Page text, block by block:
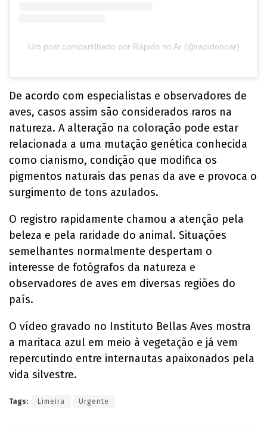
Um post compartilhado por Rápido no Ar (@rapidonoar)
De acordo com especialistas e observadores de
aves, casos assim são considerados raros na
natureza. A alteração na coloração pode estar
relacionada a uma mutação genética conhecida
como cianismo, condição que modifica os
pigmentos naturais das penas da ave e provoca o
surgimento de tons azulados.
O registro rapidamente chamou a atenção pela
beleza e pela raridade do animal. Situações
semelhantes normalmente despertam o
interesse de fotógrafos da natureza e
observadores de aves em diversas regiões do
país.
O vídeo gravado no Instituto Bellas Aves mostra
a maritaca azul em meio à vegetação e já vem
repercutindo entre internautas apaixonados pela
vida silvestre.
Tags: Limeira Urgente